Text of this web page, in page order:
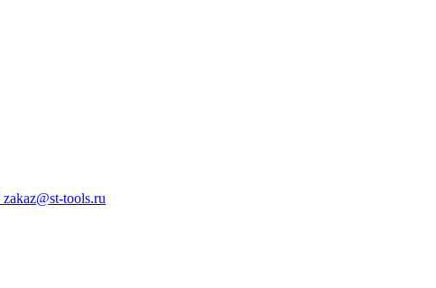
zakaz@st-tools.ru